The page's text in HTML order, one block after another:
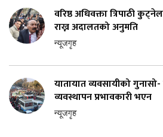
वरिष्ठ अधिवक्ता त्रिपाठी
राख्न अदालतको अनुमति
न्यूजगृह
यातायात व्यवसायीको
व्यवस्थापन प्रभावकारी भएन
न्यूजगृह